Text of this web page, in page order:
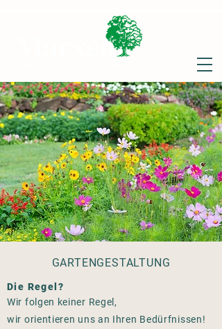
GARTENGESTALTUNG
Die Regel?
Wir folgen keiner Regel,
wir orientieren uns an Ihren Bedürfnissen!